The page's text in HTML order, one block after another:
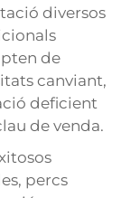
diversos
de
canviant,
deficient
de venda.
percs